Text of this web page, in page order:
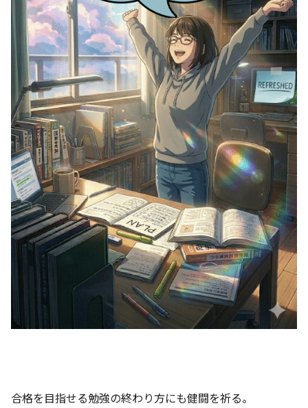
合格を目指せる勉強の終わり方にも健闘を祈る。